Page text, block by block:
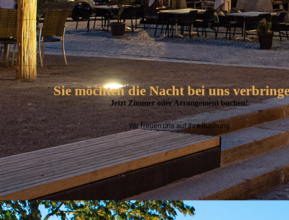
Sie möchten die Nacht bei uns
Jetzt Zimmer oder Arrangement buchen!
Wir freuen uns auf Ihre Buchung